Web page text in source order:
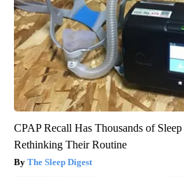
CPAP Recall Has Thousands of
Rethinking Their Routine
The Sleep Digest